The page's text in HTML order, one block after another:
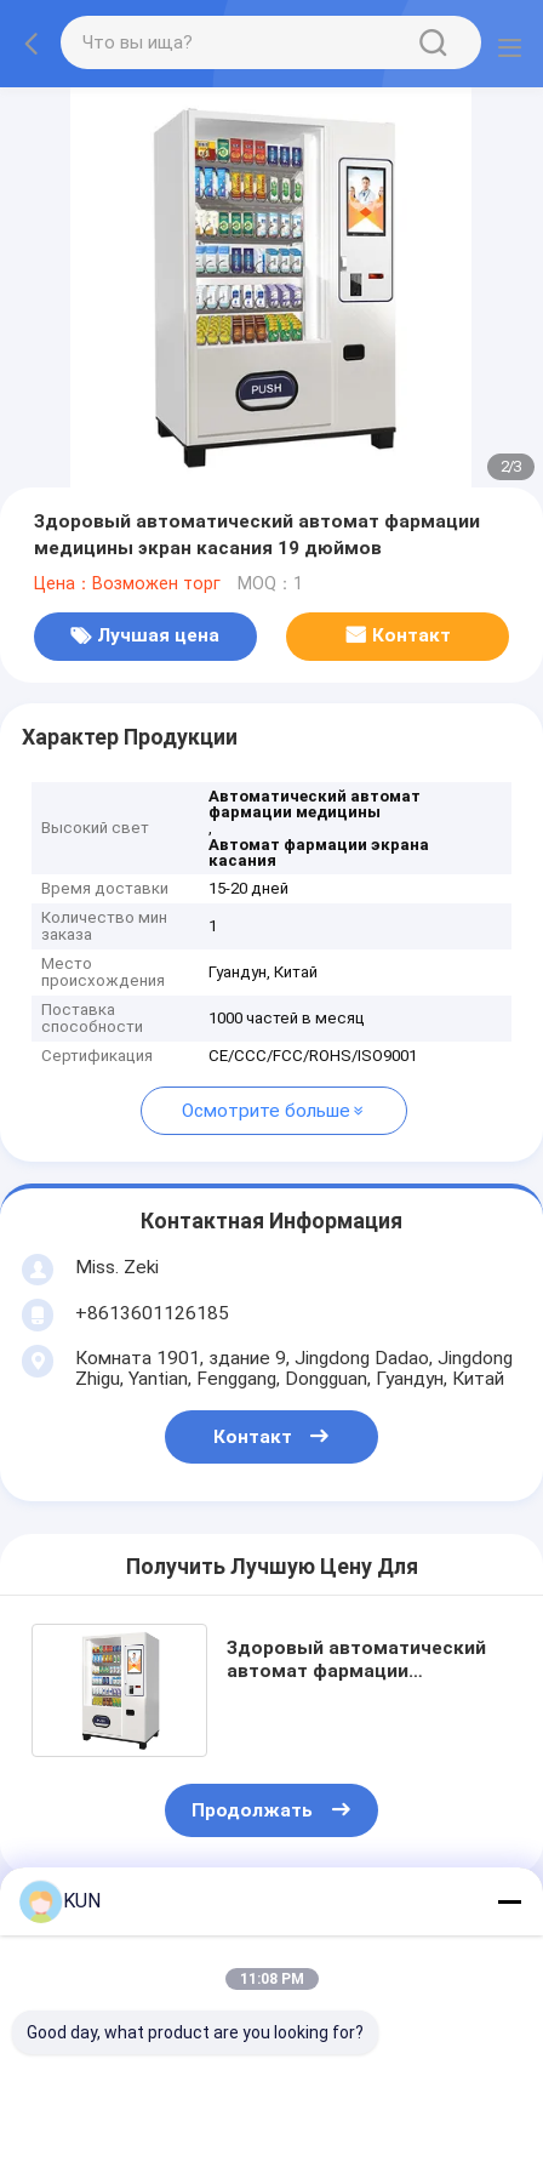
2/3
Здоровый автоматический автомат фармации
медицины экран касания 19 дюймов
Цена：Возможен торг MOQ：1
Лучшая цена Контакт
Характер Продукции
Высокий свет
Автоматический автомат
фармации медицины
,
Автомат фармации экрана
касания
Время доставки
15-20 дней
Количество мин
заказа
1
Место
происхождения
Гуандун, Китай
Поставка
способности
1000 частей в месяц
Сертификация CE/CCC/FCC/ROHS/ISO9001
Осмотрите больше
Контактная Информация
Miss. Zeki
+8613601126185
Комната 1901, здание 9, Jingdong Dadao, Jingdong
Zhigu, Yantian, Fenggang, Dongguan, Гуандун, Китай
Контакт
Получить Лучшую Цену Для
Здоровый автоматический
автомат фармации
Продолжать
Порекомендованные Продукты
KUN
11:08 PM
Good day, what product are you looking for?